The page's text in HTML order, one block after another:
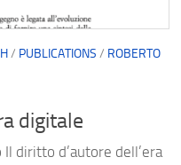
/ PUBLICATIONS / ROBERTO
digitale
Il diritto d’autore dell’era